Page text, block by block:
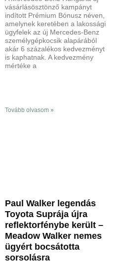
vásárlásösztönző kampányt
indított Prémium Bónusz néven,
amelynek keretében a lakossági
ügyfelek az új Mercedes-Benz
személygépkocsik alapárából
akár 6 százalékos kedvezményt
is kaphatnak. A kedvezmény
mértéke a
Tovább olvasom »
Paul Walker legendás
Toyota Suprája újra
reflektorfénybe került –
Meadow Walker nemes
ügyért bocsátotta
sorsolásra